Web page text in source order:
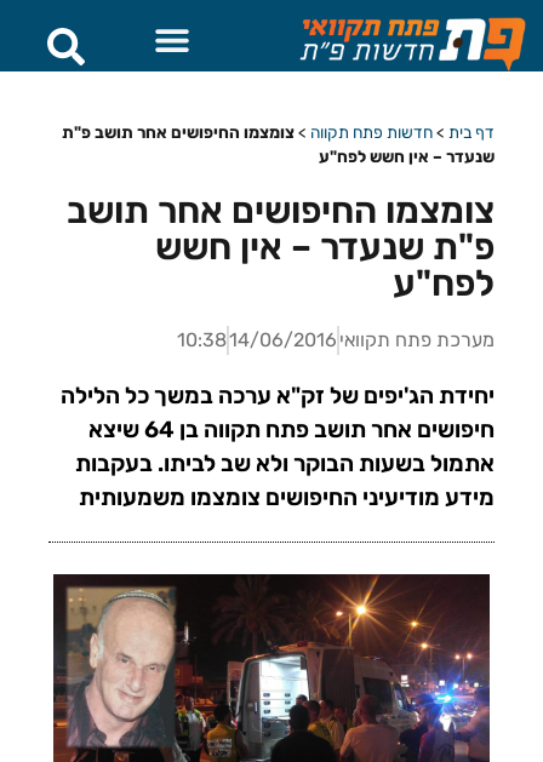
דף בית >חדשות פתח תקווה >צומצמו החיפושים אחר תושב פ"ת
שנעדר – אין חשש לפח"ע
צומצמו החיפושים אחר תושב
פ"ת שנעדר – אין חשש
לפח"ע
מערכת פתח תקוואי 14/06/2016
10:38
יחידת הג'יפים של זק"א ערכה במשך כל הלילה
חיפושים אחר תושב פתח תקווה בן 64 שיצא
אתמול בשעות הבוקר ולא שב לביתו. בעקבות
מידע מודיעיני החיפושים צומצמו משמעותית